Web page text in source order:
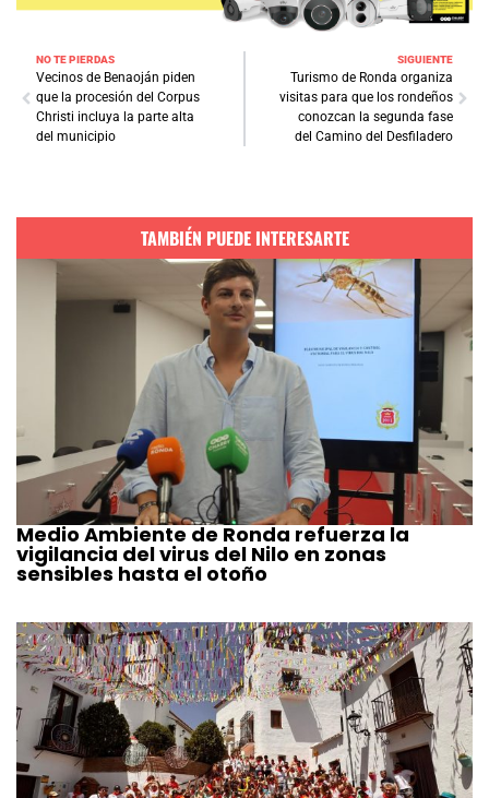
NO TE PIERDAS
Vecinos de Benaoján piden
que la procesión del Corpus
Christi incluya la parte alta
del municipio
SIGUIENTE
Turismo de Ronda organiza
visitas para que los rondeños
conozcan la segunda fase
del Camino del Desfiladero
TAMBIÉN PUEDE INTERESARTE
Medio Ambiente de Ronda refuerza la
vigilancia del virus del Nilo en zonas
sensibles hasta el otoño